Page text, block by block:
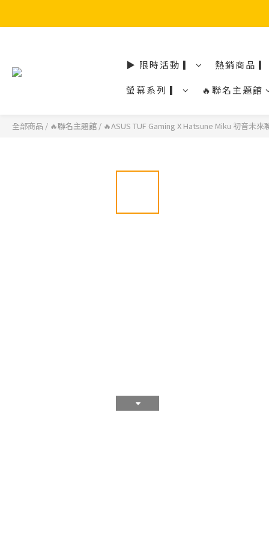
▶ 限時活動 ▎
熱銷商品 ▎
螢幕系列 ▎
🔥聯名主題館
全部商品 / 🔥聯名主題館 / 🔥ASUS TUF Gaming X Hatsune Miku 初音未來